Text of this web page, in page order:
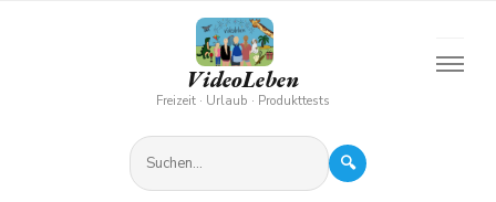
VideoLeben
Freizeit · Urlaub · Produkttests
🔍